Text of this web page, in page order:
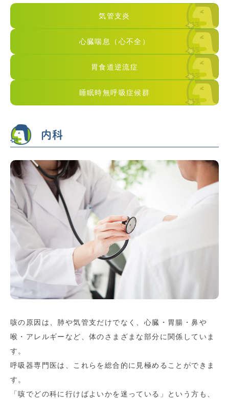
気管支炎
心臓喘息（心不全）
胃食道逆流症
睡眠時無呼吸症候群
内科
咳の原因は、肺や気管支だけでなく、心臓・胃腸・鼻や
喉・アレルギーなど、体のさまざまな部分に関係していま
す。
呼吸器専門医は、これらを総合的に見極めることができま
す。
「咳でどの科に行けばよいかを迷っている」という方も、